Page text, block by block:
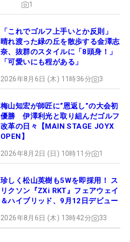
1
「これでゴルフ上手いとか反則」
晴れ渡った緑の丘を散歩する金澤志
奈、抜群のスタイルに「8頭身！」
「可愛いにも程がある」
2026年8月6日 (木) 11時36分 3
梅山知宏が師匠に“恩返し”の大会初
優勝 伊澤利光と取り組んだゴルフ
改革の日々【MAIN STAGE JOYX
OPEN】
2026年8月2日 (日) 10時11分 1
珍しく松山英樹も5Wを即採用！ ス
リクソン『ZXi RKT』フェアウェイ
＆ハイブリッド、9月12日デビュー
2026年8月6日 (木) 13時42分 33